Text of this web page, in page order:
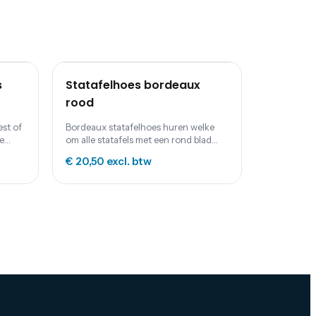
of
Statafelhoes bordeaux
rood
Bordeaux statafelhoes huren welke
om alle statafels met een rond blad
€ 20,50 excl. btw